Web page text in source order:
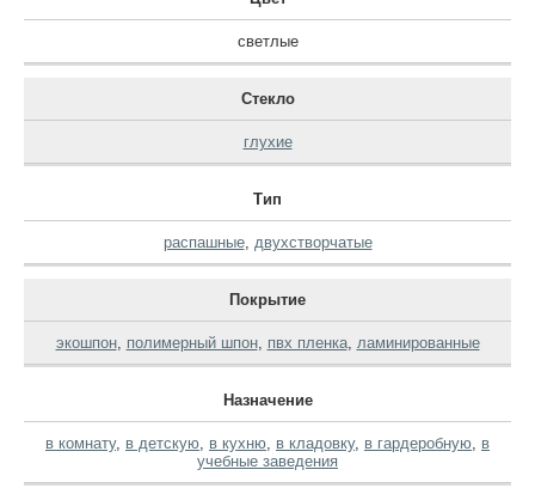
светлые
Стекло
глухие
Тип
распашные, двухстворчатые
Покрытие
экошпон, полимерный шпон, пвх пленка, ламинированные
Назначение
в комнату, в детскую в кухню в кладовку, в гардеробную в
учебные заведения